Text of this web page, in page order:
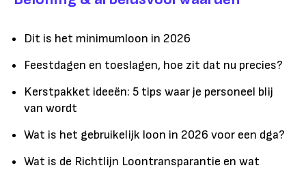
Dit is het minimumloon in 2026
Feestdagen en toeslagen, hoe zit dat nu precies?
Kerstpakket ideeën: 5 tips waar je personeel blij
van wordt
Wat is het gebruikelijk loon in 2026 voor een dga?
Wat is de Richtlijn Loontransparantie en wat